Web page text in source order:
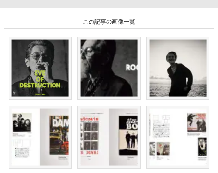
この記事の画像一覧